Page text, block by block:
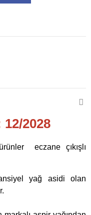
12/2028
eczane çıkışlı
yağ asidi olan